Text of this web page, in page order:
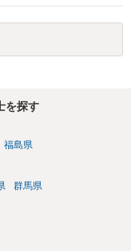
に限る。）は、一年以
一 威迫し、偽計を用
れたにもかかわらず、
の利益を供与し、又は
る。
を探す
福島県
群馬県